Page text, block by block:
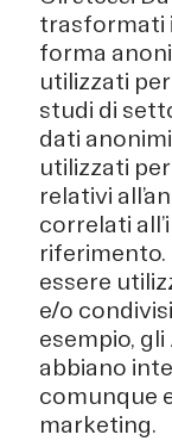
trasformati
forma
utilizzati
studi di
dati
utilizzati
relativi
correlati
essere
e/o
esempio,
abbiano
comunque
marketing.